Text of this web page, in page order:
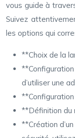
vous guide à
Suivez
les options qui
**Choix de la
d’utiliser une
**Définition du
**Création